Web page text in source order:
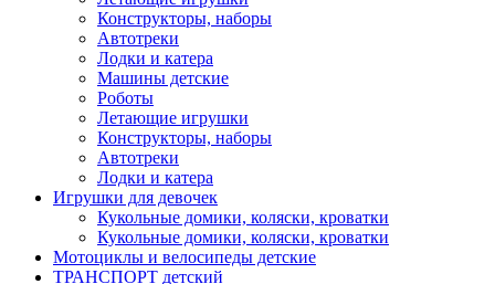
Конструкторы, наборы
Автотреки
Лодки и катера
Машины детские
Роботы
Летающие игрушки
Конструкторы, наборы
Автотреки
Лодки и катера
Игрушки для девочек
Кукольные домики, коляски, кроватки
Кукольные домики, коляски, кроватки
Мотоциклы и велосипеды детские
ТРАНСПОРТ детский